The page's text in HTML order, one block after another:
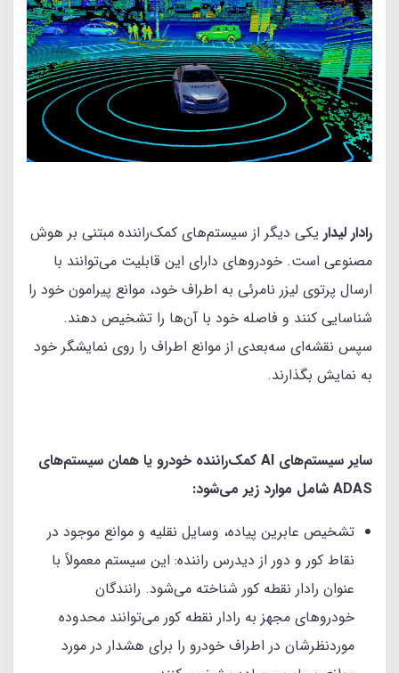
رادار لیدار یکی دیگر از سیستم‌های کمک‌راننده مبتنی بر هوش
مصنوعی است. خودروهای دارای این قابلیت می‌توانند با
ارسال پرتوی لیزر نامرئی به اطراف خود، موانع پیرامون خود را
شناسایی کنند و فاصله خود با آن‌ها را تشخیص دهند.
سپس نقشه‌ای سه‌بعدی از موانع اطراف را روی نمایشگر خود
به نمایش بگذارند.
سایر سیستم‌های AI کمک‌راننده خودرو یا همان سیستم‌های
ADAS شامل موارد زیر می‌شود:
تشخیص عابرین پیاده، وسایل نقلیه و موانع موجود در
نقاط کور و دور از دیدرس راننده: این سیستم معمولاً با
عنوان رادار نقطه کور شناخته می‌شود. رانندگان
خودروهای مجهز به رادار نقطه کور می‌توانند محدوده
مورد‌نظرشان در اطراف خودرو را برای هشدار در مورد